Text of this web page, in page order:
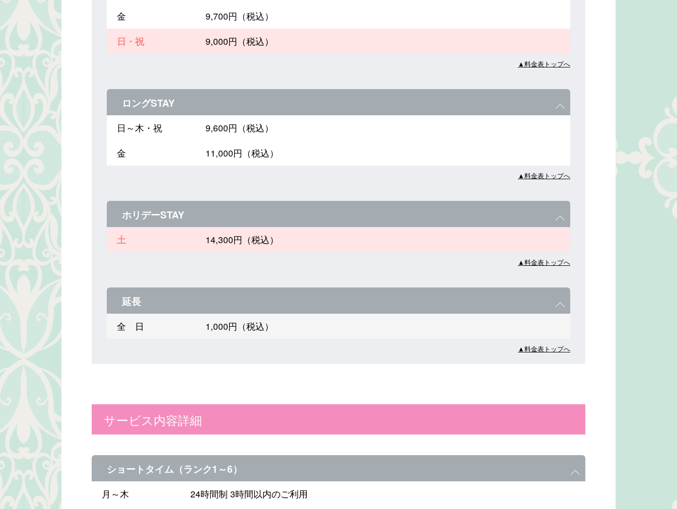
金
9,700円（税込）
日・祝
9,000円（税込）
▲料金表トップへ
ロングSTAY
日～木・祝
9,600円（税込）
金
11,000円（税込）
▲料金表トップへ
ホリデーSTAY
土 14,300円（税込）
▲料金表トップへ
延長
全 日 1,000円（税込）
▲料金表トップへ
サービス内容詳細
ショートタイム（ランク1～6）
月～木
24時間制 3時間以内のご利用